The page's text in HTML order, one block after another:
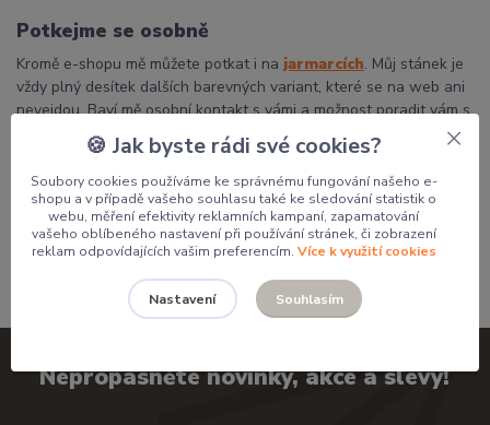
Potkejme se osobně
Kromě e-shopu mě můžete potkat i na jarmarcích. Můj stánek je
vždy plný desítek dalších barevných variant, které se na web ani
nevejdou. Baví mě osobní kontakt s vámi a možnost poradit vám s
výběrem přímo na místě.
Děkuji, že podporujete poctivou českou tvorbu a dáváte mým
výrobkům domov.
Pavlína
Nepropásněte novinky, akce a slevy!
🍪 Jak byste rádi své cookies?
Soubory cookies používáme ke správnému fungování našeho e-
shopu a v případě vašeho souhlasu také ke sledování statistik o
webu, měření efektivity reklamních kampaní, zapamatování
vašeho oblíbeného nastavení při používání stránek, či zobrazení
reklam odpovídajících vašim preferencím. Více k využití cookies
Nastavení Souhlasím